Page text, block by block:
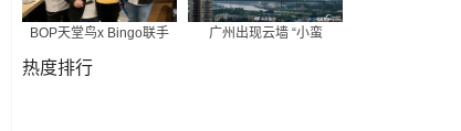
BOP天堂鸟x Bingo联手 广州出现云墙 “小蛮
热度排行